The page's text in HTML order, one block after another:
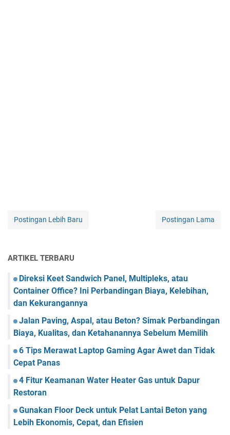
Postingan Lebih Baru Postingan Lama
ARTIKEL TERBARU
Direksi Keet Sandwich Panel, Multipleks, atau
Container Office? Ini Perbandingan Biaya, Kelebihan,
dan Kekurangannya
Jalan Paving, Aspal, atau Beton? Simak Perbandingan
Biaya, Kualitas, dan Ketahanannya Sebelum Memilih
6 Tips Merawat Laptop Gaming Agar Awet dan Tidak
Cepat Panas
4 Fitur Keamanan Water Heater Gas untuk Dapur
Restoran
Gunakan Floor Deck untuk Pelat Lantai Beton yang
Lebih Ekonomis, Cepat, dan Efisien